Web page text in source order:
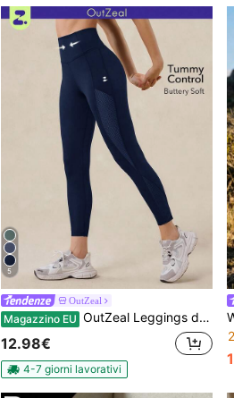
5
OutZeal
Magazzino EU OutZeal Leggings da donna per uso esterno, di colore blu, in tinta unita, adatti per corsa, palestra, yoga, ad asciugatura rapida, con controllo addominale, vita alta, pannello in rete, pantaloni sportivi per primavera ed estate
12.98€
4-7 giorni lavorativi